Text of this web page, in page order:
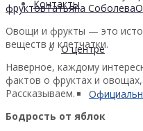
Контакты
О центре
фруктовТатьяна Соболева
Овощи и фрукты — это
веществ и клетчатки.
Наверное, каждому
фактов о фруктах и
Рассказываем.
Бодрость от яблок